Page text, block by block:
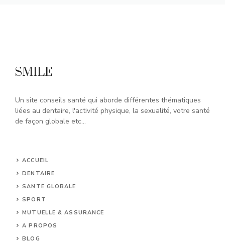
SMILE
Un site conseils santé qui aborde différentes thématiques
liées au dentaire, l'activité physique, la sexualité, votre santé
de façon globale etc...
ACCUEIL
DENTAIRE
SANTE GLOBALE
SPORT
MUTUELLE & ASSURANCE
A PROPOS
BLOG